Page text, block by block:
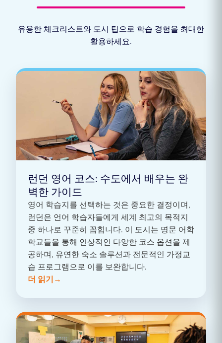
유용한 체크리스트와 도시 팁으로 학습 경험을 최대한
활용하세요.
런던 영어 코스: 수도에서 배우는 완
벽한 가이드
영어 학습지를 선택하는 것은 중요한 결정이며,
런던은 언어 학습자들에게 세계 최고의 목적지
중 하나로 꾸준히 꼽힙니다. 이 도시는 명문 어학
학교들을 통해 인상적인 다양한 코스 옵션을 제
공하며, 유연한 숙소 솔루션과 전문적인 가정교
습 프로그램으로 이를 보완합니다.
더 읽기